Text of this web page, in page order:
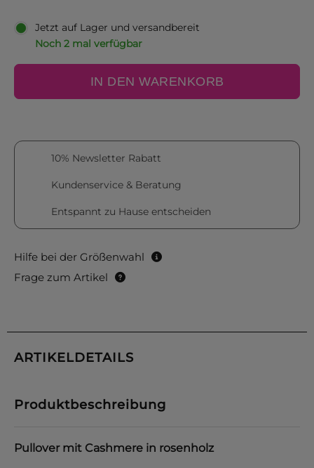
Jetzt auf Lager und versandbereit
Noch 2 mal verfügbar
IN DEN WARENKORB
10% Newsletter Rabatt
Kundenservice & Beratung
Entspannt zu Hause entscheiden
Hilfe bei der Größenwahl
Frage zum Artikel
ARTIKELDETAILS
Produktbeschreibung
Pullover mit Cashmere in rosenholz